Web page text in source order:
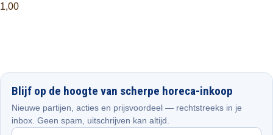
1,00
Blijf op de hoogte van scherpe horeca-inkoop
Nieuwe partijen, acties en prijsvoordeel — rechtstreeks in je
inbox. Geen spam, uitschrijven kan altijd.